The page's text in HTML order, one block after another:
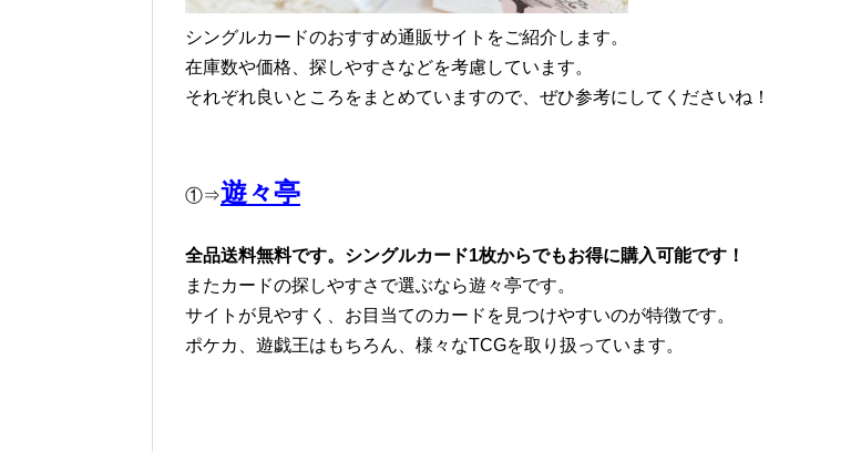
シングルカードのおすすめ通販サイトをご紹介します。
在庫数や価格、探しやすさなどを考慮しています。
それぞれ良いところをまとめていますので、ぜひ参考にしてくださいね！
①⇒遊々亭
全品送料無料です。シングルカード1枚からでもお得に購入可能です！
またカードの探しやすさで選ぶなら遊々亭です。
サイトが見やすく、お目当てのカードを見つけやすいのが特徴です。
ポケカ、遊戯王はもちろん、様々なTCGを取り扱っています。